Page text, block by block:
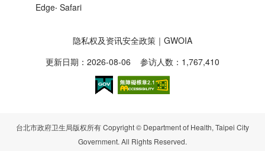
Edge‧ Safari
隐私权及资讯安全政策 ｜ GWOIA
更新日期：2026-08-06
参访人数：1,767,410
台北市政府卫生局版权所有 Copyright © Department of Health, Taipei City
Government. All Rights Reserved.